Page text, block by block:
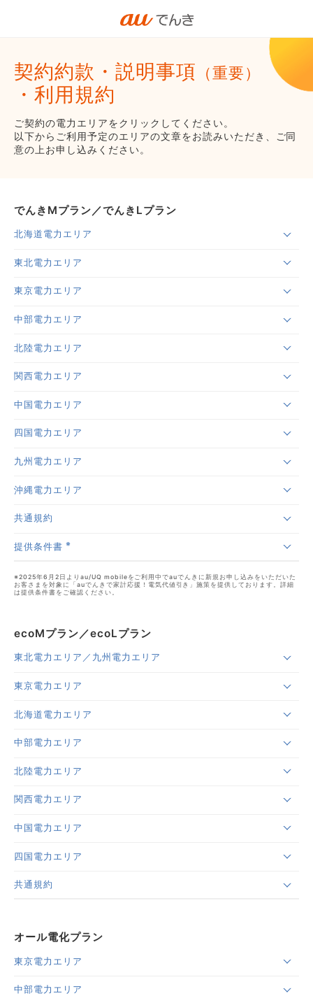
契約約款・説明事項 （重要）
・利用規約
ご契約の電力エリアをクリックしてください。
以下からご利用予定のエリアの文章をお読みいただき、ご同
意の上お申し込みください。
でんきMプラン／でんきLプラン
北海道電力エリア
東北電力エリア
東京電力エリア
中部電力エリア
北陸電力エリア
関西電力エリア
中国電力エリア
四国電力エリア
九州電力エリア
沖縄電力エリア
共通規約
提供条件書 ※
※2025年6月2日よりau/UQ mobileをご利用中でauでんきに新規お申し込みをいただいた
お客さまを対象に「auでんきで家計応援！電気代値引き」施策を提供しております。詳細
は提供条件書をご確認ください。
ecoMプラン／ecoLプラン
東北電力エリア／九州電力エリア
東京電力エリア
北海道電力エリア
中部電力エリア
北陸電力エリア
関西電力エリア
中国電力エリア
四国電力エリア
共通規約
オール電化プラン
東京電力エリア
中部電力エリア